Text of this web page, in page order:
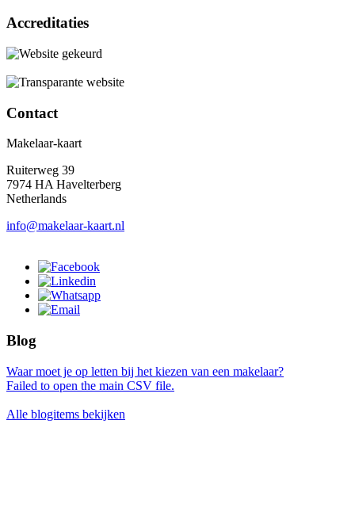
Accreditaties
Contact
Makelaar-kaart
Ruiterweg 39
7974 HA Havelterberg
Netherlands
info@makelaar-kaart.nl
Blog
Waar moet je op letten bij het kiezen van een makelaar?
Failed to open the main CSV file.
Alle blogitems bekijken